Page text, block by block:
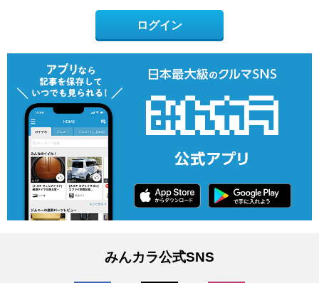
ログイン
みんカラ公式SNS